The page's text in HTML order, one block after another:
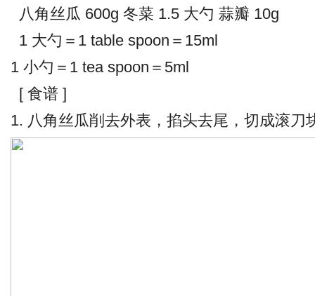
八角丝瓜 600g 冬菜 1.5 大勺 蒜瓣 10g
1 大勺＝1 table spoon＝15ml
1 小勺＝1 tea spoon＝5ml
[ 食谱 ]
1. 八角丝瓜削去外表，掐头去尾，切成滚刀